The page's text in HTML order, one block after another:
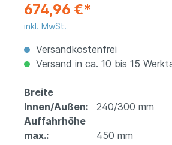
674,96 €*
inkl. MwSt.
Versandkostenfrei
Versand in ca. 10 bis 15
Breite
Innen/Außen:
240/300 mm
Auffahrhöhe
max.:
450 mm